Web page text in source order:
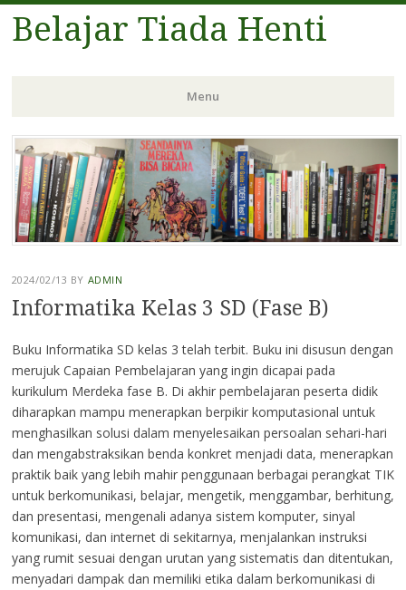
Belajar Tiada Henti
Menu
Skip
to
content
2024/02/13 BY ADMIN
Informatika Kelas 3 SD (Fase B)
Buku Informatika SD kelas 3 telah terbit. Buku ini disusun dengan
merujuk Capaian Pembelajaran yang ingin dicapai pada
kurikulum Merdeka fase B. Di akhir pembelajaran peserta didik
diharapkan mampu menerapkan berpikir komputasional untuk
menghasilkan solusi dalam menyelesaikan persoalan sehari-hari
dan mengabstraksikan benda konkret menjadi data, menerapkan
praktik baik yang lebih mahir penggunaan berbagai perangkat TIK
untuk berkomunikasi, belajar, mengetik, menggambar, berhitung,
dan presentasi, mengenali adanya sistem komputer, sinyal
komunikasi, dan internet di sekitarnya, menjalankan instruksi
yang rumit sesuai dengan urutan yang sistematis dan ditentukan,
menyadari dampak dan memiliki etika dalam berkomunikasi di